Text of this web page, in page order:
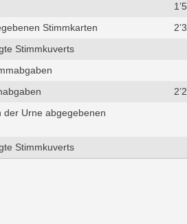
Stimmkarten
Stimmkuverts
Urne abgegebenen
Stimmkuverts